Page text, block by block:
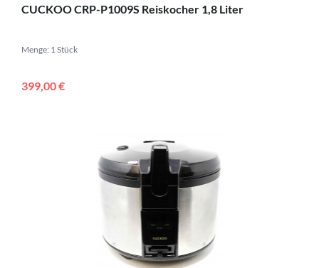
CUCKOO CRP-P1009S Reiskocher 1,8 Liter
Menge: 1 Stück
399,00 €